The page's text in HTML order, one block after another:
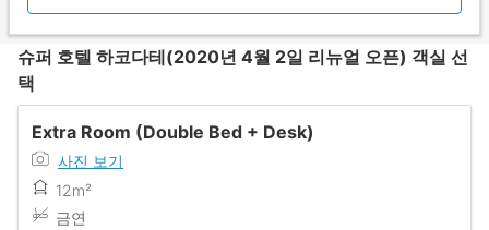
슈퍼 호텔 하코다테(2020년 4월 2일 리뉴얼 오픈) 객실 선
택
Extra Room (Double Bed + Desk)
사진 보기
12m²
금연